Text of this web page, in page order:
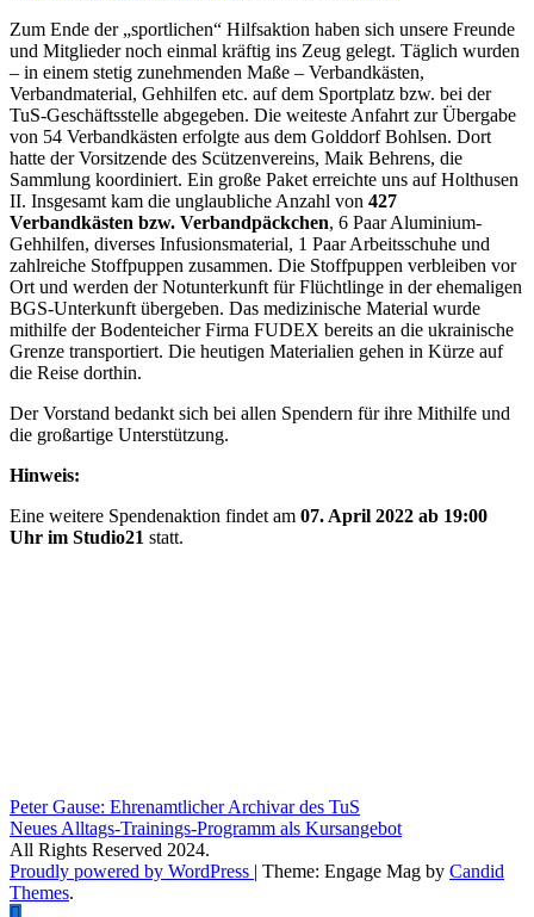
Zum Ende der „sportlichen“ Hilfsaktion haben sich unsere Freunde
und Mitglieder noch einmal kräftig ins Zeug gelegt. Täglich wurden
– in einem stetig zunehmenden Maße – Verbandkästen,
Verbandmaterial, Gehhilfen etc. auf dem Sportplatz bzw. bei der
TuS-Geschäftsstelle abgegeben. Die weiteste Anfahrt zur Übergabe
von 54 Verbandkästen erfolgte aus dem Golddorf Bohlsen. Dort
hatte der Vorsitzende des Scützenvereins, Maik Behrens, die
Sammlung koordiniert. Ein große Paket erreichte uns auf Holthusen
II. Insgesamt kam die unglaubliche Anzahl von 427
Verbandkästen bzw. Verbandpäckchen, 6 Paar Aluminium-
Gehhilfen, diverses Infusionsmaterial, 1 Paar Arbeitsschuhe und
zahlreiche Stoffpuppen zusammen. Die Stoffpuppen verbleiben vor
Ort und werden der Notunterkunft für Flüchtlinge in der ehemaligen
BGS-Unterkunft übergeben. Das medizinische Material wurde
mithilfe der Bodenteicher Firma FUDEX bereits an die ukrainische
Grenze transportiert. Die heutigen Materialien gehen in Kürze auf
die Reise dorthin.
Der Vorstand bedankt sich bei allen Spendern für ihre Mithilfe und
die großartige Unterstützung.
Hinweis:
Eine weitere Spendenaktion findet am 07. April 2022 ab 19:00
Uhr im Studio21 statt.
Beitragsnavigation
Peter Gause: Ehrenamtlicher Archivar des TuS
Neues Alltags-Trainings-Programm als Kursangebot
All Rights Reserved 2024.
Proudly powered by WordPress | Theme: Engage Mag by Candid
Themes.